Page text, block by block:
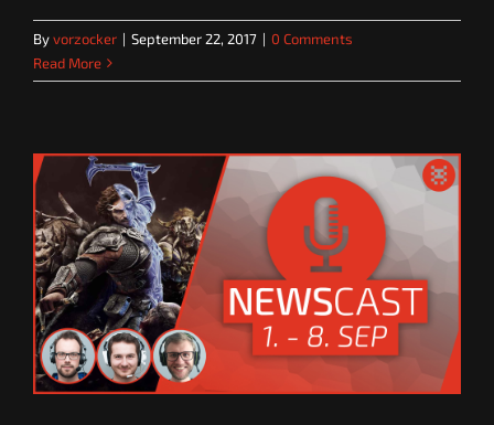
Byvorzocker | September 22, 2017 | 0 Comments
Read More